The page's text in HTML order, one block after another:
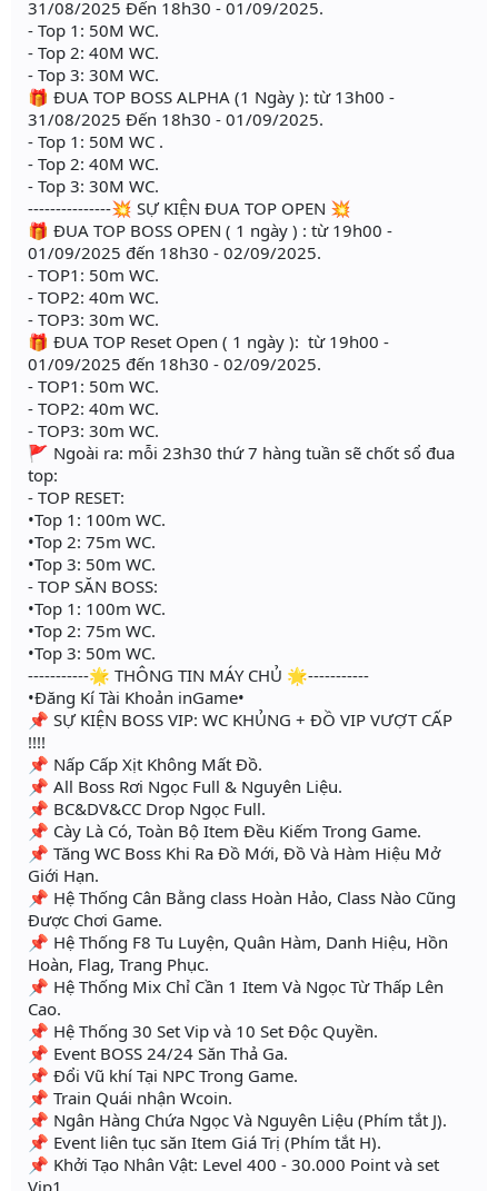
31/08/2025 Đến 18h30 - 01/09/2025.
- Top 1: 50M WC.
- Top 2: 40M WC.
- Top 3: 30M WC.
🎁 ĐUA TOP BOSS ALPHA (1 Ngày ): từ 13h00 -
31/08/2025 Đến 18h30 - 01/09/2025.
- Top 1: 50M WC .
- Top 2: 40M WC.
- Top 3: 30M WC.
---------------💥 SỰ KIỆN ĐUA TOP OPEN 💥
🎁 ĐUA TOP BOSS OPEN ( 1 ngày ) : từ 19h00 -
01/09/2025 đến 18h30 - 02/09/2025.
- TOP1: 50m WC.
- TOP2: 40m WC.
- TOP3: 30m WC.
🎁 ĐUA TOP Reset Open ( 1 ngày ): từ 19h00 -
01/09/2025 đến 18h30 - 02/09/2025.
- TOP1: 50m WC.
- TOP2: 40m WC.
- TOP3: 30m WC.
🚩 Ngoài ra: mỗi 23h30 thứ 7 hàng tuần sẽ chốt sổ đua
top:
- TOP RESET:
•Top 1: 100m WC.
•Top 2: 75m WC.
•Top 3: 50m WC.
- TOP SĂN BOSS:
•Top 1: 100m WC.
•Top 2: 75m WC.
•Top 3: 50m WC.
-----------🌟 THÔNG TIN MÁY CHỦ 🌟-----------
•Đăng Kí Tài Khoản inGame•
📌 SỰ KIỆN BOSS VIP: WC KHỦNG + ĐỒ VIP VƯỢT CẤP
!!!!
📌 Nấp Cấp Xịt Không Mất Đồ.
📌 All Boss Rơi Ngọc Full & Nguyên Liệu.
📌 BC&DV&CC Drop Ngọc Full.
📌 Cày Là Có, Toàn Bộ Item Đều Kiếm Trong Game.
📌 Tăng WC Boss Khi Ra Đồ Mới, Đồ Và Hàm Hiệu Mở
Giới Hạn.
📌 Hệ Thống Cân Bằng class Hoàn Hảo, Class Nào Cũng
Được Chơi Game.
📌 Hệ Thống F8 Tu Luyện, Quân Hàm, Danh Hiệu, Hồn
Hoàn, Flag, Trang Phục.
📌 Hệ Thống Mix Chỉ Cần 1 Item Và Ngọc Từ Thấp Lên
Cao.
📌 Hệ Thống 30 Set Vip và 10 Set Độc Quyền.
📌 Event BOSS 24/24 Săn Thả Ga.
📌 Đổi Vũ khí Tại NPC Trong Game.
📌 Train Quái nhận Wcoin.
📌 Ngân Hàng Chứa Ngọc Và Nguyên Liệu (Phím tắt J).
📌 Event liên tục săn Item Giá Trị (Phím tắt H).
📌 Khởi Tạo Nhân Vật: Level 400 - 30.000 Point và set